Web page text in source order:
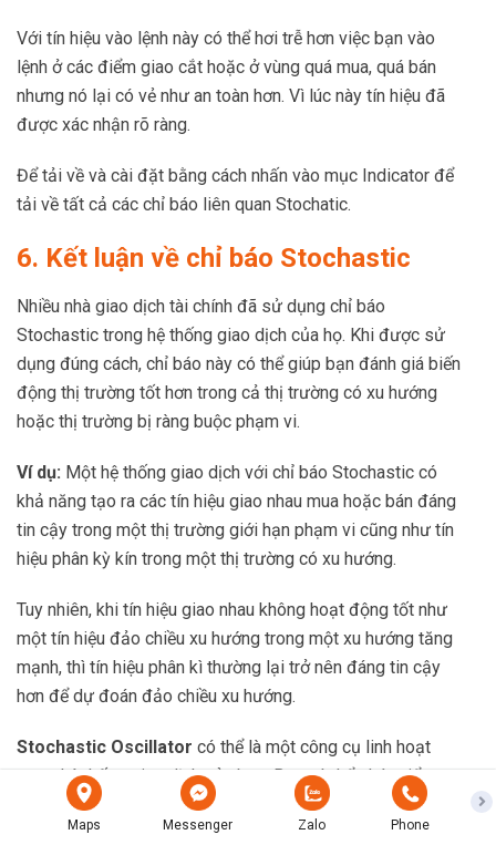
Với tín hiệu vào lệnh này có thể hơi trễ hơn việc bạn vào
lệnh ở các điểm giao cắt hoặc ở vùng quá mua, quá bán
nhưng nó lại có vẻ như an toàn hơn. Vì lúc này tín hiệu đã
được xác nhận rõ ràng.
Để tải về và cài đặt bằng cách nhấn vào mục Indicator để
tải về tất cả các chỉ báo liên quan Stochatic.
6. Kết luận về chỉ báo Stochastic
Nhiều nhà giao dịch tài chính đã sử dụng chỉ báo
Stochastic trong hệ thống giao dịch của họ. Khi được sử
dụng đúng cách, chỉ báo này có thể giúp bạn đánh giá biến
động thị trường tốt hơn trong cả thị trường có xu hướng
hoặc thị trường bị ràng buộc phạm vi.
Ví dụ: Một hệ thống giao dịch với chỉ báo Stochastic có
khả năng tạo ra các tín hiệu giao nhau mua hoặc bán đáng
tin cậy trong một thị trường giới hạn phạm vi cũng như tín
hiệu phân kỳ kín trong một thị trường có xu hướng.
Tuy nhiên, khi tín hiệu giao nhau không hoạt động tốt như
một tín hiệu đảo chiều xu hướng trong một xu hướng tăng
mạnh, thì tín hiệu phân kì thường lại trở nên đáng tin cậy
hơn để dự đoán đảo chiều xu hướng.
Stochastic Oscillator có thể là một công cụ linh hoạt
trong hệ thống giao dịch của bạn. Bạn có thể phát triển
chiến lược này để tạo ra tín hiệu giao dịch trên cả thị
trường đang có xu hướng hay thị trường bị ràng buộc
Maps Messenger Zalo Phone